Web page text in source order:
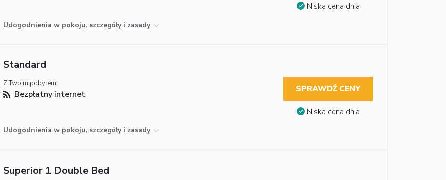
Udogodnienia w pokoju, szczegóły i zasady
Niska cena dnia
Standard
Z Twoim pobytem:
Bezpłatny internet
Udogodnienia w pokoju, szczegóły i zasady
SPRAWDŹ CENY
Niska cena dnia
Superior 1 Double Bed